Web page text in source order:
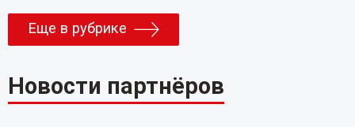
Еще в рубрике
Новости партнёров